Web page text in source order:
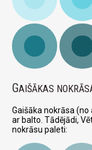
GAIŠĀKAS
Gaišāka nokrāsa (no
ar balto. Tādējādi,
nokrāsu paleti: